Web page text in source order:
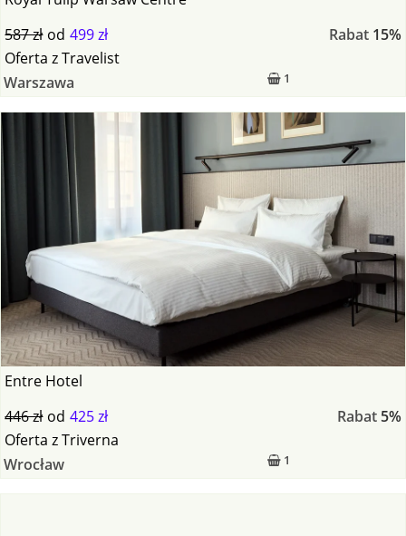
587 zł od 499 zł Rabat 15%
1
Oferta zTravelist
Warszawa
Entre Hotel
446 zł od 425 zł Rabat 5%
1
Oferta zTriverna
Wrocław